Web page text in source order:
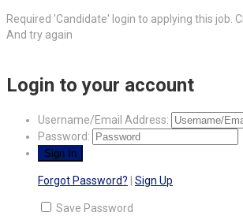
Required 'Candidate' login to applying this job.
And try again
Login to your account
Username/Email Address:
Password:
Forgot Password? Sign Up
Save Password